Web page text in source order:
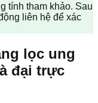
tính tham khảo. Sau
liên hệ để xác
lọc ung
đại trực